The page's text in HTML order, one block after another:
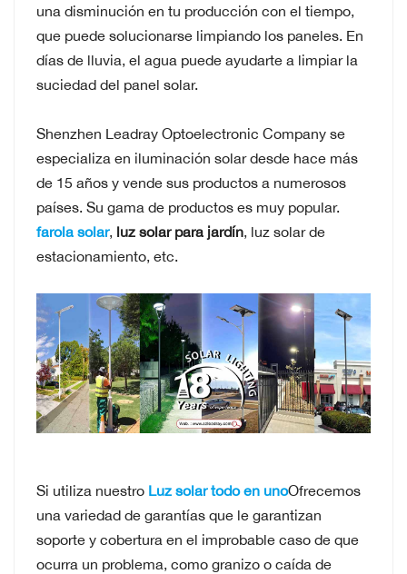
una disminución en tu producción con el tiempo,
que puede solucionarse limpiando los paneles. En
días de lluvia, el agua puede ayudarte a limpiar la
suciedad del panel solar.
Shenzhen Leadray Optoelectronic Company se
especializa en iluminación solar desde hace más
de 15 años y vende sus productos a numerosos
países. Su gama de productos es muy popular.
farola solar, luz solar para jardín, luz solar de
estacionamiento, etc.
Si utiliza nuestro Luz solar todo en unoOfrecemos
una variedad de garantías que le garantizan
soporte y cobertura en el improbable caso de que
ocurra un problema, como granizo o caída de